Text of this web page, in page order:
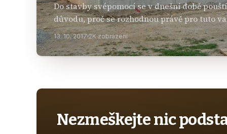
Do stavby svépomocí se v dnešní době
důvodu, proč se rozhodnou právě pro tuto
několik od předražených domů na klíč až
recenze…
13. 10. 2017 2K zobrazení
Nezmeškejte nic